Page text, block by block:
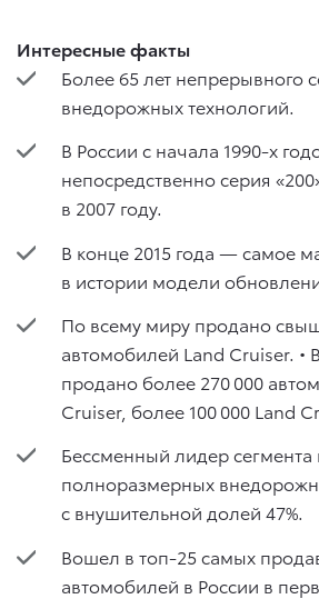
Интересные факты
Более 65 лет непрерывного
внедорожных технологий.
В России с начала 1990-х
непосредственно серия
в 2007 году.
В конце 2015 года — самое
в истории модели
По всему миру продано
автомобилей Land Cruiser. •
продано более 270 000
Cruiser, более 100 000 Land
Бессменный лидер
полноразмерных
с внушительной долей 47%.
Вошел в топ-25 самых
автомобилей в России в